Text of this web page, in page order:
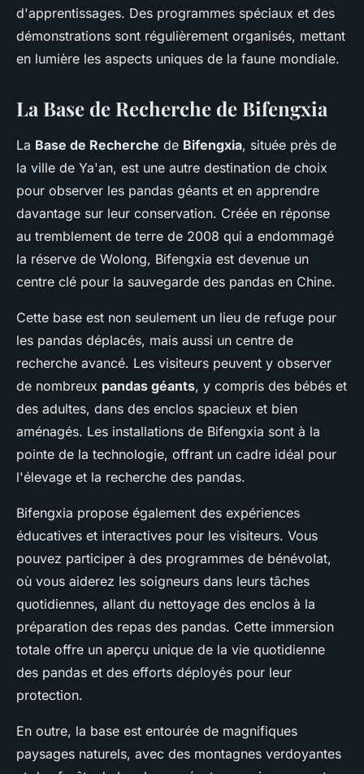
d'apprentissages. Des programmes spéciaux et des
démonstrations sont régulièrement organisés, mettant
en lumière les aspects uniques de la faune mondiale.
La Base de Recherche de Bifengxia
La Base de Recherche de Bifengxia, située près de
la ville de Ya'an, est une autre destination de choix
pour observer les pandas géants et en apprendre
davantage sur leur conservation. Créée en réponse
au tremblement de terre de 2008 qui a endommagé
la réserve de Wolong, Bifengxia est devenue un
centre clé pour la sauvegarde des pandas en Chine.
Cette base est non seulement un lieu de refuge pour
les pandas déplacés, mais aussi un centre de
recherche avancé. Les visiteurs peuvent y observer
de nombreux pandas géants, y compris des bébés et
des adultes, dans des enclos spacieux et bien
aménagés. Les installations de Bifengxia sont à la
pointe de la technologie, offrant un cadre idéal pour
l'élevage et la recherche des pandas.
Bifengxia propose également des expériences
éducatives et interactives pour les visiteurs. Vous
pouvez participer à des programmes de bénévolat,
où vous aiderez les soigneurs dans leurs tâches
quotidiennes, allant du nettoyage des enclos à la
préparation des repas des pandas. Cette immersion
totale offre un aperçu unique de la vie quotidienne
des pandas et des efforts déployés pour leur
protection.
En outre, la base est entourée de magnifiques
paysages naturels, avec des montagnes verdoyantes